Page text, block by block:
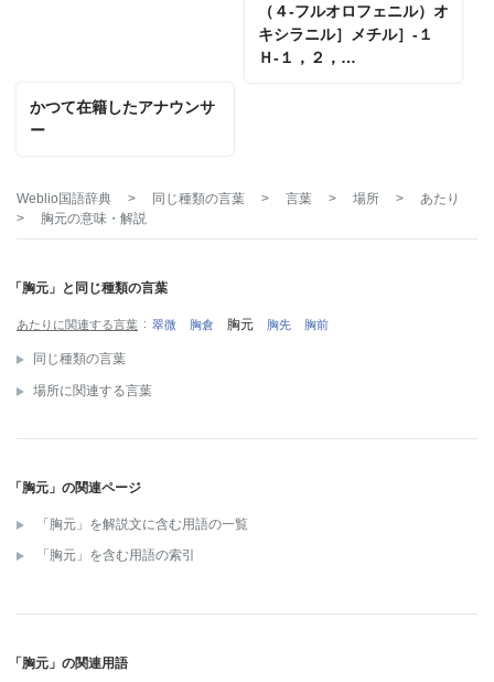
（４‐フルオロフェニル）オ
キシラニル］メチル］‐１
Ｈ‐１，２，…
かつて在籍したアナウンサ
ー
Weblio国語辞典 > 同じ種類の言葉 > 言葉 > 場所 >
あたり
>
胸元の意味・解説
「胸元」と同じ種類の言葉
あたりに関連する言葉 翠微 胸倉 胸元 胸先 胸前
同じ種類の言葉
場所に関連する言葉
「胸元」の関連ページ
「胸元」を解説文に含む用語の一覧
「胸元」を含む用語の索引
「胸元」の関連用語